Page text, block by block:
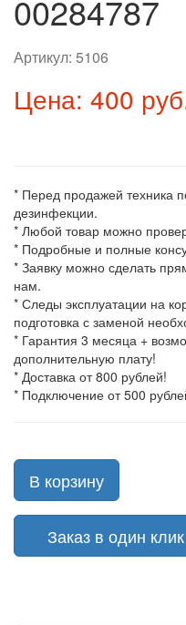
00284787
Артикул: 5106
Цена: 400
* Перед продажей техника
дезинфекции.
* Любой товар можно
* Подробные и полные
* Заявку можно сделать
нам.
* Следы эксплуатации на
подготовка с заменой
* Гарантия 3 месяца +
дополнительную плату!
* Доставка от 800 рублей!
* Подключение от 500
В корзину
Заказ в один